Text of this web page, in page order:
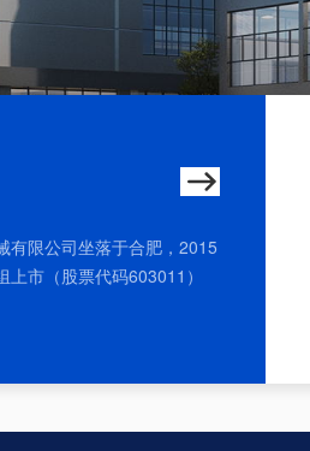
有限公司坐落于合肥，2015
市（股票代码603011）